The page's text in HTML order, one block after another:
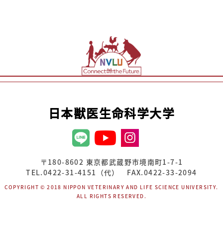
日本獣医生命科学大学
〒180-8602 東京都武蔵野市境南町1-7-1
TEL.0422-31-4151（代） FAX.0422-33-2094
COPYRIGHT © 2018 NIPPON VETERINARY AND LIFE SCIENCE UNIVERSITY.
ALL RIGHTS RESERVED.